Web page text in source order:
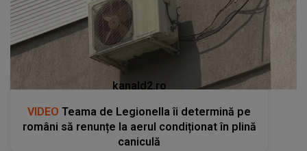
kanald2.ro
VIDEO Teama de Legionella îi determină pe
români să renunțe la aerul condiționat în plină
caniculă